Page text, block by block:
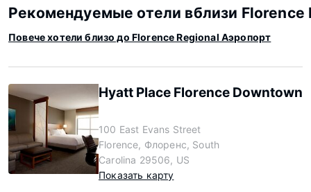
Рекомендуемые отели вблизи Florence
Повече хотели близо до Florence Regional Аэропорт
Hyatt Place Florence Downtown
100 East Evans Street
Florence, Флоренс, South
Carolina 29506, US
Показать карту